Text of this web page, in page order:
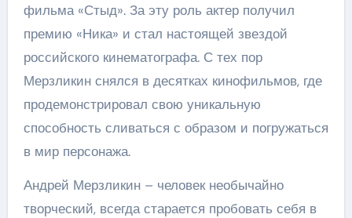
фильма «Стыд». За эту роль актер получил
премию «Ника» и стал настоящей звездой
российского кинематографа. С тех пор
Мерзликин снялся в десятках кинофильмов, где
продемонстрировал свою уникальную
способность сливаться с образом и погружаться
в мир персонажа.
Андрей Мерзликин – человек необычайно
творческий, всегда старается пробовать себя в